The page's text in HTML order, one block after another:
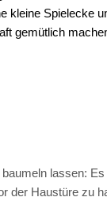
kleine Spielecke
gemütlich
lassen:
der Haustüre zu